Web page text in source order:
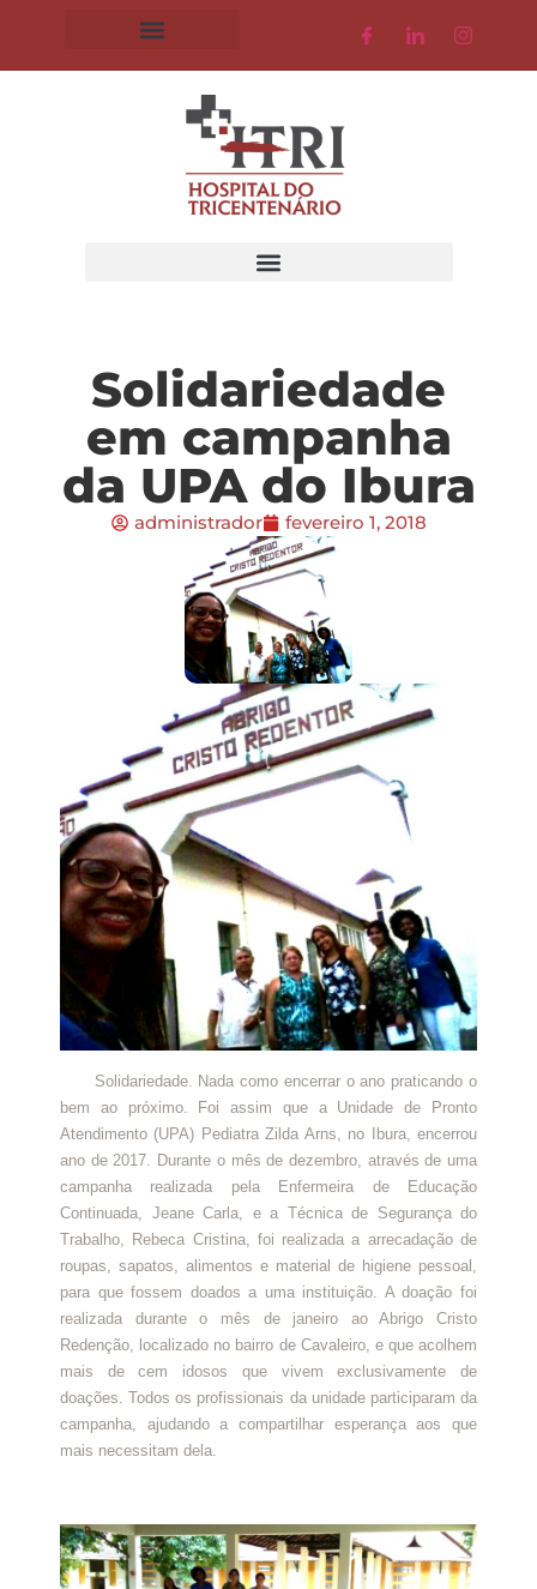
Solidariedade
em campanha
da UPA do Ibura
administrador fevereiro 1, 2018
Solidariedade. Nada como encerrar o ano praticando o
bem ao próximo. Foi assim que a Unidade de Pronto
Atendimento (UPA) Pediatra Zilda Arns, no Ibura, encerrou
ano de 2017. Durante o mês de dezembro, através de uma
campanha realizada pela Enfermeira de Educação
Continuada, Jeane Carla, e a Técnica de Segurança do
Trabalho, Rebeca Cristina, foi realizada a arrecadação de
roupas, sapatos, alimentos e material de higiene pessoal,
para que fossem doados a uma instituição. A doação foi
realizada durante o mês de janeiro ao Abrigo Cristo
Redenção, localizado no bairro de Cavaleiro, e que acolhem
mais de cem idosos que vivem exclusivamente de
doações. Todos os profissionais da unidade participaram da
campanha, ajudando a compartilhar esperança aos que
mais necessitam dela.